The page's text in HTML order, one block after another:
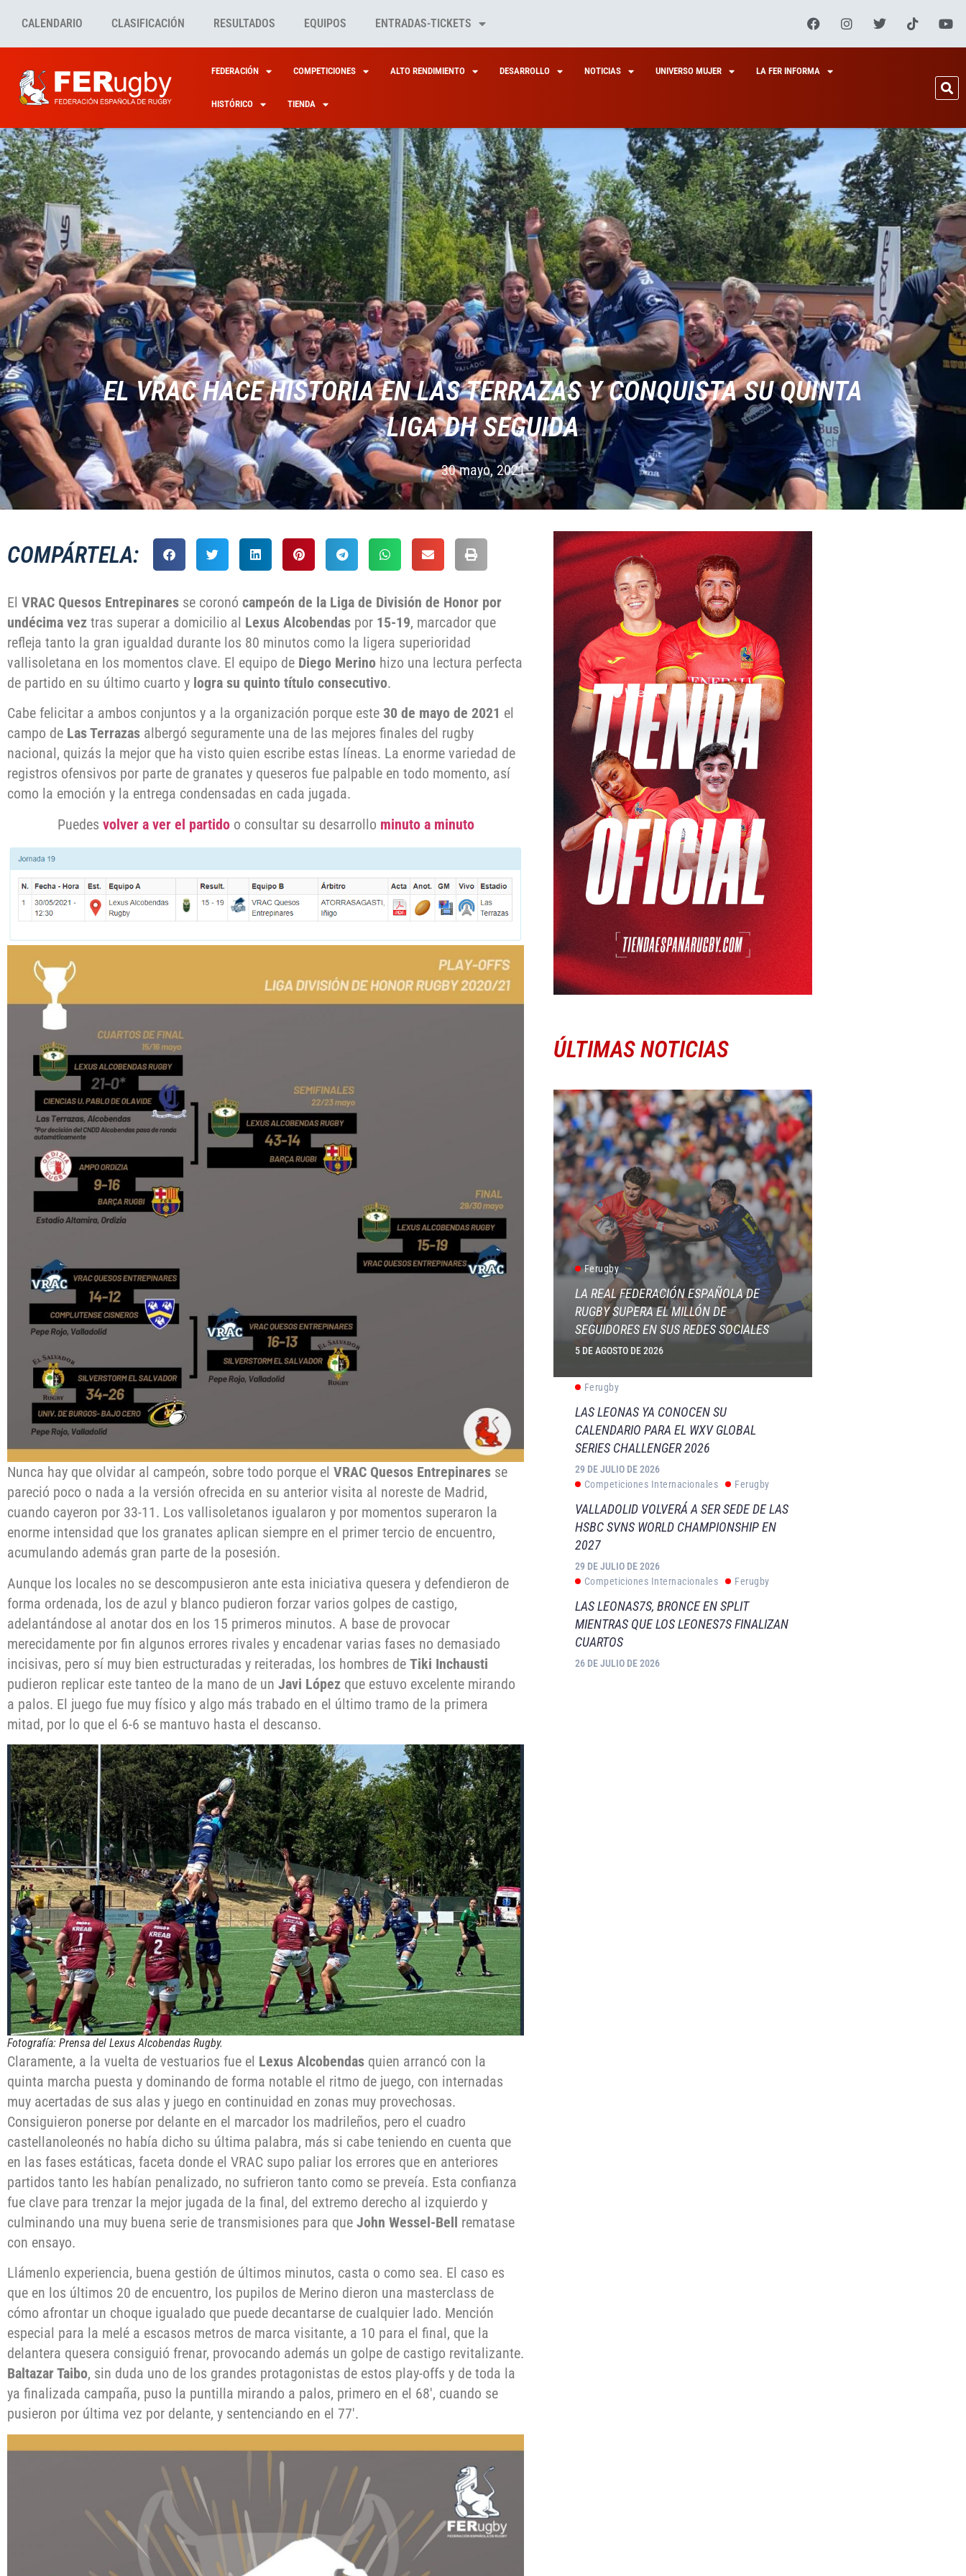
CALENDARIO CLASIFICACIÓN RESULTADOS EQUIPOS ENTRADAS-TICKETS
FEDERACIÓN COMPETICIONES ALTO RENDIMIENTO DESARROLLO NOTICIAS UNIVERSO MUJER LA FER INFORMA
HISTÓRICO TIENDA
EL VRAC HACE HISTORIA EN LAS TERRAZAS Y CONQUISTA SU QUINTA
LIGA DH SEGUIDA
30 mayo, 2021
COMPÁRTELA:
El VRAC Quesos Entrepinares se coronó campeón de la Liga de División de Honor por
undécima vez tras superar a domicilio al Lexus Alcobendas por 15-19, marcador que
refleja tanto la gran igualdad durante los 80 minutos como la ligera superioridad
vallisoletana en los momentos clave. El equipo de Diego Merino hizo una lectura perfecta
de partido en su último cuarto y logra su quinto título consecutivo.
Cabe felicitar a ambos conjuntos y a la organización porque este 30 de mayo de 2021 el
campo de Las Terrazas albergó seguramente una de las mejores finales del rugby
nacional, quizás la mejor que ha visto quien escribe estas líneas. La enorme variedad de
registros ofensivos por parte de granates y queseros fue palpable en todo momento, así
como la emoción y la entrega condensadas en cada jugada.
Puedes volver a ver el partidoo consultar su desarrollo minuto a minuto
Nunca hay que olvidar al campeón, sobre todo porque el VRAC Quesos Entrepinares se
pareció poco o nada a la versión ofrecida en su anterior visita al noreste de Madrid,
cuando cayeron por 33-11. Los vallisoletanos igualaron y por momentos superaron la
enorme intensidad que los granates aplican siempre en el primer tercio de encuentro,
acumulando además gran parte de la posesión.
Aunque los locales no se descompusieron ante esta iniciativa quesera y defendieron de
forma ordenada, los de azul y blanco pudieron forzar varios golpes de castigo,
adelantándose al anotar dos en los 15 primeros minutos. A base de provocar
merecidamente por fin algunos errores rivales y encadenar varias fases no demasiado
incisivas, pero sí muy bien estructuradas y reiteradas, los hombres de Tiki Inchausti
pudieron replicar este tanteo de la mano de un Javi López que estuvo excelente mirando
a palos. El juego fue muy físico y algo más trabado en el último tramo de la primera
mitad, por lo que el 6-6 se mantuvo hasta el descanso.
Fotografía: Prensa del Lexus Alcobendas Rugby.
Claramente, a la vuelta de vestuarios fue el Lexus Alcobendas quien arrancó con la
quinta marcha puesta y dominando de forma notable el ritmo de juego, con internadas
muy acertadas de sus alas y juego en continuidad en zonas muy provechosas.
Consiguieron ponerse por delante en el marcador los madrileños, pero el cuadro
castellanoleonés no había dicho su última palabra, más si cabe teniendo en cuenta que
en las fases estáticas, faceta donde el VRAC supo paliar los errores que en anteriores
partidos tanto les habían penalizado, no sufrieron tanto como se preveía. Esta confianza
fue clave para trenzar la mejor jugada de la final, del extremo derecho al izquierdo y
culminando una muy buena serie de transmisiones para que John Wessel-Bell rematase
con ensayo.
Llámenlo experiencia, buena gestión de últimos minutos, casta o como sea. El caso es
que en los últimos 20 de encuentro, los pupilos de Merino dieron una masterclass de
cómo afrontar un choque igualado que puede decantarse de cualquier lado. Mención
especial para la melé a escasos metros de marca visitante, a 10 para el final, que la
delantera quesera consiguió frenar, provocando además un golpe de castigo revitalizante.
Baltazar Taibo, sin duda uno de los grandes protagonistas de estos play-offs y de toda la
ya finalizada campaña, puso la puntilla mirando a palos, primero en el 68′, cuando se
pusieron por última vez por delante, y sentenciando en el 77′.
ÚLTIMAS NOTICIAS
Ferugby
LA REAL FEDERACIÓN ESPAÑOLA DE
RUGBY SUPERA EL MILLÓN DE
SEGUIDORES EN SUS REDES SOCIALES
5 DE AGOSTO DE 2026
Ferugby
LAS LEONAS YA CONOCEN SU
CALENDARIO PARA EL WXV GLOBAL
SERIES CHALLENGER 2026
29 DE JULIO DE 2026
Competiciones Internacionales
Ferugby
VALLADOLID VOLVERÁ A SER SEDE DE LAS
HSBC SVNS WORLD CHAMPIONSHIP EN
2027
29 DE JULIO DE 2026
Competiciones Internacionales
Ferugby
LAS LEONAS7S, BRONCE EN SPLIT
MIENTRAS QUE LOS LEONES7S FINALIZAN
CUARTOS
26 DE JULIO DE 2026